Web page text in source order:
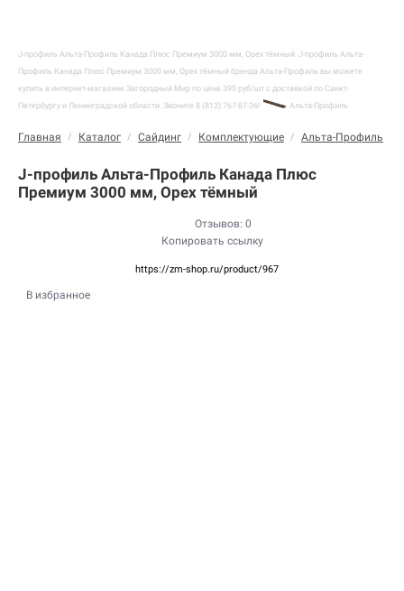
J-профиль Альта-Профиль Канада Плюс Премиум 3000 мм, Орех тёмный J-профиль Альта-
Профиль Канада Плюс Премиум 3000 мм, Орех тёмный бренда Альта-Профиль вы можете
купить в интернет-магазине Загородный Мир по цене 395 руб/шт с доставкой по Санкт-
Петербургу и Ленинградской области. Звоните 8 (812) 767-87-36!
Альта-Профиль
Главная / Каталог / Сайдинг / Комплектующие / Альта-Профиль
J-профиль Альта-Профиль Канада Плюс
Премиум 3000 мм, Орех тёмный
Отзывов: 0
Копировать ссылку
https://zm-shop.ru/product/967
В избранное